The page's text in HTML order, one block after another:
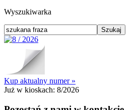
Wyszukiwarka
Kup aktualny numer »
Już w kioskach: 8/2026